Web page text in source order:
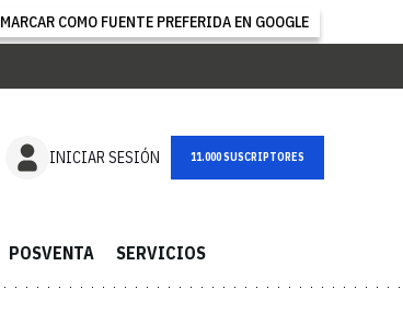
MARCAR COMO FUENTE PREFERIDA EN GOOGLE
INICIAR SESIÓN NEWSLETTER
POSVENTA SERVICIOS